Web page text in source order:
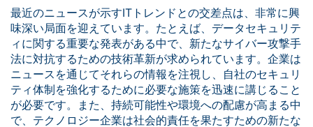
最近のニュースが示すITトレンドとの交差点は、非常に興
味深い局面を迎えています。たとえば、データセキュリテ
ィに関する重要な発表がある中で、新たなサイバー攻撃手
法に対抗するための技術革新が求められています。企業は
ニュースを通じてそれらの情報を注視し、自社のセキュリ
ティ体制を強化するために必要な施策を迅速に講じること
が必要です。また、持続可能性や環境への配慮が高まる中
で、テクノロジー企業は社会的責任を果たすための新たな